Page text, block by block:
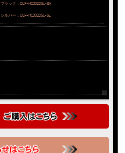
ブラック：DLF-HC002DSL-BK
シルバー：DLF-HC002DSL-SL